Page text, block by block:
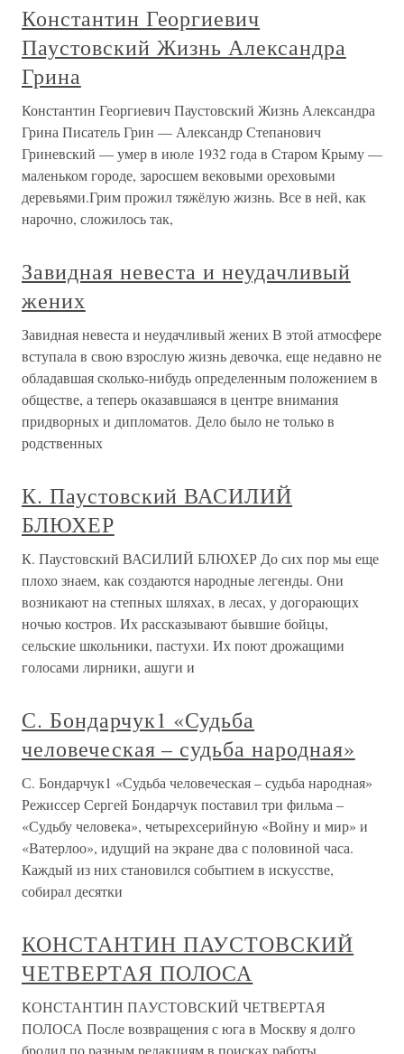
Константин Георгиевич
Паустовский Жизнь Александра
Грина
Константин Георгиевич Паустовский Жизнь Александра
Грина Писатель Грин — Александр Степанович
Гриневский — умер в июле 1932 года в Старом Крыму —
маленьком городе, заросшем вековыми ореховыми
деревьями.Грим прожил тяжёлую жизнь. Все в ней, как
нарочно, сложилось так,
Завидная невеста и неудачливый
жених
Завидная невеста и неудачливый жених В этой атмосфере
вступала в свою взрослую жизнь девочка, еще недавно не
обладавшая сколько-нибудь определенным положением в
обществе, а теперь оказавшаяся в центре внимания
придворных и дипломатов. Дело было не только в
родственных
К. Паустовский ВАСИЛИЙ
БЛЮХЕР
К. Паустовский ВАСИЛИЙ БЛЮХЕР До сих пор мы еще
плохо знаем, как создаются народные легенды. Они
возникают на степных шляхах, в лесах, у догорающих
ночью костров. Их рассказывают бывшие бойцы,
сельские школьники, пастухи. Их поют дрожащими
голосами лирники, ашуги и
С. Бондарчук1 «Судьба
человеческая – судьба народная»
С. Бондарчук1 «Судьба человеческая – судьба народная»
Режиссер Сергей Бондарчук поставил три фильма –
«Судьбу человека», четырехсерийную «Войну и мир» и
«Ватерлоо», идущий на экране два с половиной часа.
Каждый из них становился событием в искусстве,
собирал десятки
КОНСТАНТИН ПАУСТОВСКИЙ
ЧЕТВЕРТАЯ ПОЛОСА
КОНСТАНТИН ПАУСТОВСКИЙ ЧЕТВЕРТАЯ
ПОЛОСА После возвращения с юга в Москву я долго
бродил по разным редакциям в поисках работы.